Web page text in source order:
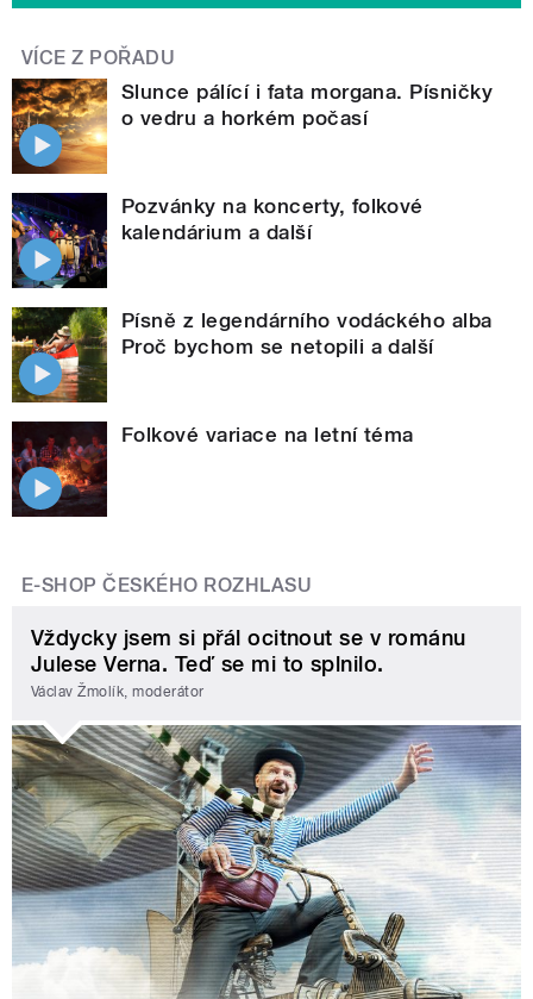
VÍCE Z POŘADU
Slunce pálící i fata morgana. Písničky
o vedru a horkém počasí
Pozvánky na koncerty, folkové
kalendárium a další
Písně z legendárního vodáckého alba
Proč bychom se netopili a další
Folkové variace na letní téma
E-SHOP ČESKÉHO ROZHLASU
Vždycky jsem si přál ocitnout se v románu
Julese Verna. Teď se mi to splnilo.
Václav Žmolík, moderátor